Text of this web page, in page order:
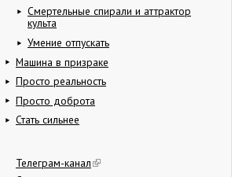
Смертельные спирали и аттрактор
культа
Умение отпускать
Машина в призраке
Просто реальность
Просто доброта
Стать сильнее
Телеграм-канал